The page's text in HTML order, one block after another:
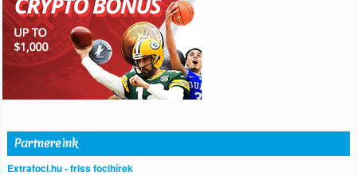
Partnereink
Extrafoci.hu - friss focihírek